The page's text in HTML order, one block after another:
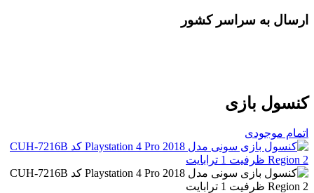
ارسال به سراسر کشور
کنسول بازی
اتمام موجودی